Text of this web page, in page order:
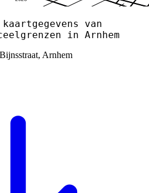
van
in Arnhem
Arnhem